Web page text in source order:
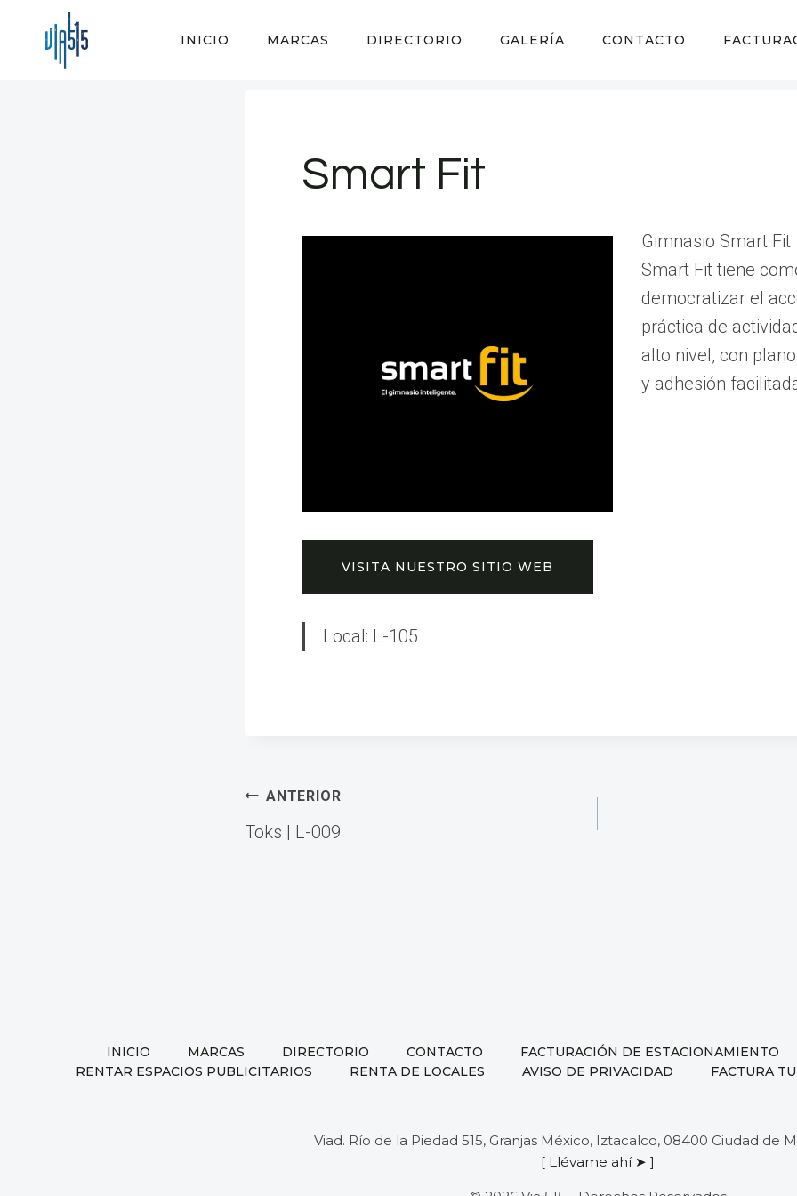
contenido
INICIO MARCAS DIRECTORIO GALERÍA CONTACTO
Smart Fit
Gimnasio Smart Fit
Smart Fit tiene
democratizar el
práctica de
alto nivel, con
y adhesión
VISITA NUESTRO SITIO WEB
Local: L-105
Navegación
ANTERIOR
Toks | L-009
INICIO MARCAS DIRECTORIO CONTACTO FACTURACIÓN DE ESTACIONAMIENTO
RENTAR ESPACIOS PUBLICITARIOS
RENTA DE LOCALES AVISO DE PRIVACIDAD FACTURA
Viad. Río de la Piedad 515, Granjas México, Iztacalco, 08400 Ciudad de
[ Llévame ahí ➤ ]